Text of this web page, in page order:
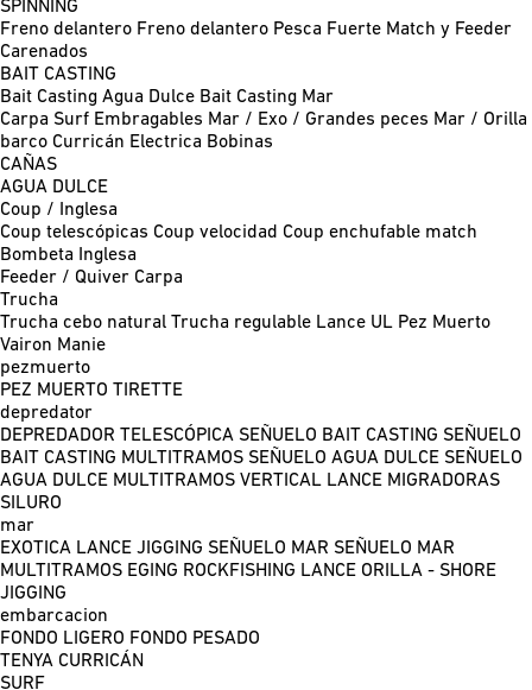
SPINNING
Freno delantero Freno delantero Pesca Fuerte Match y Feeder
Carenados
BAIT CASTING
Bait Casting Agua Dulce Bait Casting Mar
Carpa Surf Embragables Mar / Exo / Grandes peces Mar / Orilla
barco Curricán Electrica Bobinas
CAÑAS
AGUA DULCE
Coup / Inglesa
Coup telescópicas Coup velocidad Coup enchufable match
Bombeta
Inglesa
Feeder / Quiver Carpa
Trucha
Trucha cebo natural Trucha regulable Lance UL Pez Muerto
Vairon Manie
pezmuerto
PEZ MUERTO TIRETTE
depredator
DEPREDADOR TELESCÓPICA SEÑUELO BAIT CASTING SEÑUELO
BAIT CASTING MULTITRAMOS SEÑUELO AGUA DULCE SEÑUELO
AGUA DULCE MULTITRAMOS VERTICAL LANCE MIGRADORAS
SILURO
mar
EXOTICA LANCE JIGGING SEÑUELO MAR SEÑUELO MAR
MULTITRAMOS EGING ROCKFISHING LANCE ORILLA - SHORE
JIGGING
embarcacion
FONDO LIGERO FONDO PESADO
TENYA CURRICÁN
SURF